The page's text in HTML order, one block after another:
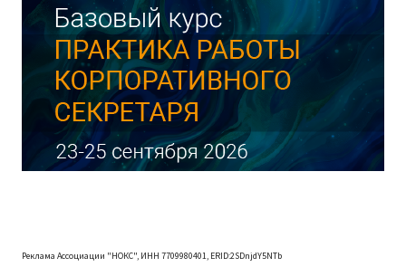
Реклама Ассоциации "НОКС", ИНН 7709980401, ERID:2SDnjdY5NTb